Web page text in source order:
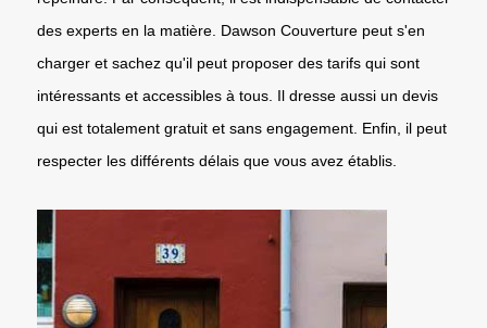
des experts en la matière. Dawson Couverture peut s'en
charger et sachez qu'il peut proposer des tarifs qui sont
intéressants et accessibles à tous. Il dresse aussi un devis
qui est totalement gratuit et sans engagement. Enfin, il peut
respecter les différents délais que vous avez établis.